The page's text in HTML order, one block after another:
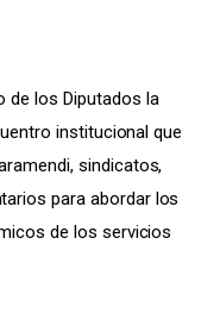
de los Diputados la
institucional que
sindicatos,
para abordar los
de los servicios